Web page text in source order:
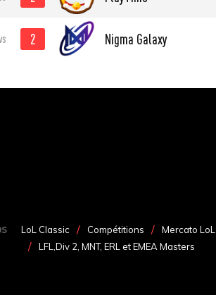
2 Nigma Galaxy
LoL Classic Compétitions
Mercato LoL
LFL,Div 2, MNT, ERL et EMEA Masters